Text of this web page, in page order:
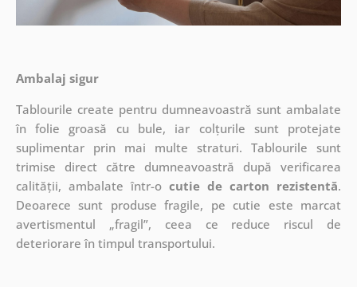
Ambalaj sigur
Tablourile create pentru dumneavoastră sunt ambalate
în folie groasă cu bule, iar colțurile sunt protejate
suplimentar prin mai multe straturi. Tablourile sunt
trimise direct către dumneavoastră după verificarea
calității, ambalate într-o cutie de carton rezistentă.
Deoarece sunt produse fragile, pe cutie este marcat
avertismentul „fragil”, ceea ce reduce riscul de
deteriorare în timpul transportului.